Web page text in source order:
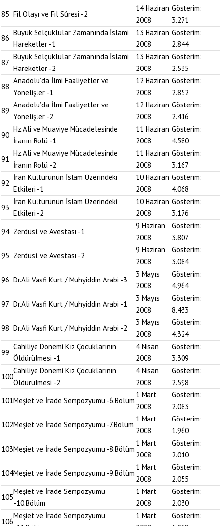
85 Fil Olayı ve Fil Sûresi -2
14 Haziran
2008
Gösterim:
3.271
86
Büyük Selçuklular Zamanında İslami
Hareketler -1
13 Haziran
2008
Gösterim:
2.844
87
Büyük Selçuklular Zamanında İslami
Hareketler -2
13 Haziran
2008
Gösterim:
2.535
88
Anadolu’da İlmi Faaliyetler ve
Yönelişler -1
12 Haziran
2008
Gösterim:
2.852
89
Anadolu’da İlmi Faaliyetler ve
Yönelişler -2
12 Haziran
2008
Gösterim:
2.416
90
Hz.Ali ve Muaviye Mücadelesinde
İranın Rolü -1
11 Haziran
2008
Gösterim:
4.580
91
Hz.Ali ve Muaviye Mücadelesinde
İranın Rolü -2
11 Haziran
2008
Gösterim:
3.167
92
İran Kültürünün İslam Üzerindeki
Etkileri -1
10 Haziran
2008
Gösterim:
4.068
93
İran Kültürünün İslam Üzerindeki
Etkileri -2
10 Haziran
2008
Gösterim:
3.176
94 Zerdüst ve Avestası -1
9 Haziran
2008
Gösterim:
3.807
95 Zerdüst ve Avestası -2
9 Haziran
2008
Gösterim:
3.084
96 Dr.Ali Vasfi Kurt / Muhyiddin Arabi -3
3 Mayıs
2008
Gösterim:
4.964
97 Dr.Ali Vasfi Kurt / Muhyiddin Arabi -1
3 Mayıs
2008
Gösterim:
8.433
98 Dr.Ali Vasfi Kurt / Muhyiddin Arabi -2
3 Mayıs
2008
Gösterim:
4.324
99
Cahiliye Dönemi Kız Çocuklarının
Öldürülmesi -1
4 Nisan
2008
Gösterim:
3.309
100
Cahiliye Dönemi Kız Çocuklarının
Öldürülmesi -2
4 Nisan
2008
Gösterim:
2.598
101Meşiet ve İrade Sempozyumu -6.Bölüm
1 Mart
2008
Gösterim:
2.083
102Meşiet ve İrade Sempozyumu -7.Bölüm
1 Mart
2008
Gösterim:
1.960
103Meşiet ve İrade Sempozyumu -8.Bölüm
1 Mart
2008
Gösterim:
2.010
104Meşiet ve İrade Sempozyumu -9.Bölüm
1 Mart
2008
Gösterim:
2.055
105
Meşiet ve İrade Sempozyumu
-10.Bölüm
1 Mart
2008
Gösterim:
2.030
106
Meşiet ve İrade Sempozyumu
1 Mart
Gösterim: